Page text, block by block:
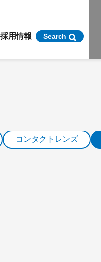
採用情報 Search
コンタクトレンズ